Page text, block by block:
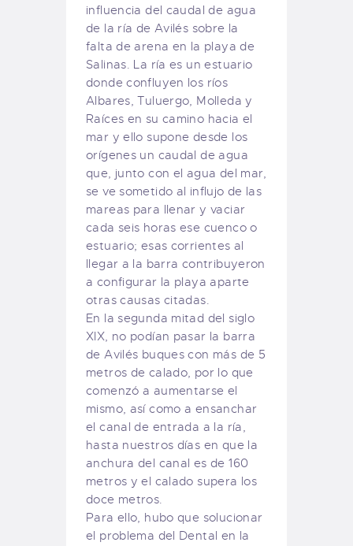
influencia del caudal de agua
de la ría de Avilés sobre la
falta de arena en la playa de
Salinas. La ría es un estuario
donde confluyen los ríos
Albares, Tuluergo, Molleda y
Raíces en su camino hacia el
mar y ello supone desde los
orígenes un caudal de agua
que, junto con el agua del mar,
se ve sometido al influjo de las
mareas para llenar y vaciar
cada seis horas ese cuenco o
estuario; esas corrientes al
llegar a la barra contribuyeron
a configurar la playa aparte
otras causas citadas.
En la segunda mitad del siglo
XIX, no podían pasar la barra
de Avilés buques con más de 5
metros de calado, por lo que
comenzó a aumentarse el
mismo, así como a ensanchar
el canal de entrada a la ría,
hasta nuestros días en que la
anchura del canal es de 160
metros y el calado supera los
doce metros.
Para ello, hubo que solucionar
el problema del Dental en la